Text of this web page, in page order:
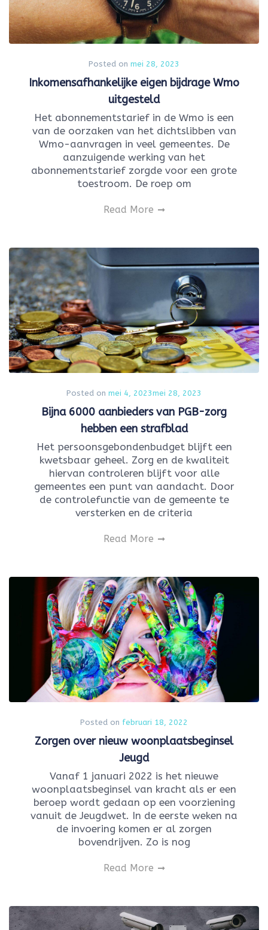
Posted on mei 28, 2023
Inkomensafhankelijke eigen bijdrage Wmo
uitgesteld
Het abonnementstarief in de Wmo is een
van de oorzaken van het dichtslibben van
Wmo-aanvragen in veel gemeentes. De
aanzuigende werking van het
abonnementstarief zorgde voor een grote
toestroom. De roep om
Read More
Posted on mei 4, 2023mei 28, 2023
Bijna 6000 aanbieders van PGB-zorg
hebben een strafblad
Het persoonsgebondenbudget blijft een
kwetsbaar geheel. Zorg en de kwaliteit
hiervan controleren blijft voor alle
gemeentes een punt van aandacht. Door
de controlefunctie van de gemeente te
versterken en de criteria
Read More
Posted on februari 18, 2022
Zorgen over nieuw woonplaatsbeginsel
Jeugd
Vanaf 1 januari 2022 is het nieuwe
woonplaatsbeginsel van kracht als er een
beroep wordt gedaan op een voorziening
vanuit de Jeugdwet. In de eerste weken na
de invoering komen er al zorgen
bovendrijven. Zo is nog
Read More